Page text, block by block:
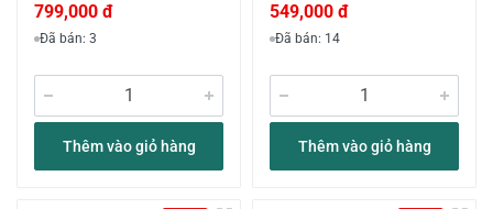
799,000 đ
Đã bán: 3
Thêm vào giỏ hàng
549,000 đ
Đã bán: 14
Thêm vào giỏ hàng